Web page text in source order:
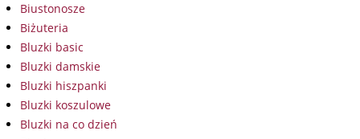
Biustonosze
Biżuteria
Bluzki basic
Bluzki damskie
Bluzki hiszpanki
Bluzki koszulowe
Bluzki na co dzień